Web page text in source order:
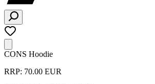
CONS Hoodie
RRP: 70.00 EUR